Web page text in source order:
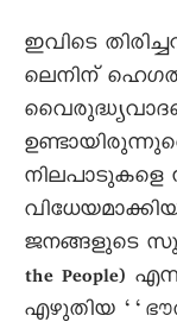
ഇവിടെ
ലെനിന്
നിലപാടുകളെ
ജനങ്ങളുടെ
the People)
എഴുതിയ